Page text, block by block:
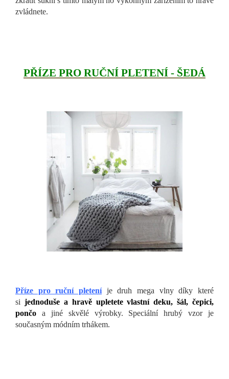
zvládnete.
PŘÍZE PRO RUČNÍ PLETENÍ - ŠEDÁ
Příze pro ruční pleteníje druh mega vlny díky které
si jednoduše a hravě upletete vlastní deku, šál, čepici,
pončo a jiné skvělé výrobky. Speciální hrubý vzor je
současným módním trhákem.